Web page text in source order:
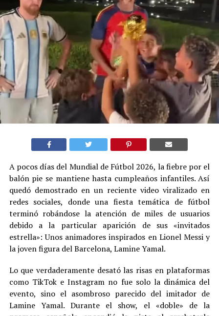
A pocos días del Mundial de Fútbol 2026, la fiebre por el
balón pie se mantiene hasta cumpleaños infantiles. Así
quedó demostrado en un reciente video viralizado en
redes sociales, donde una fiesta temática de fútbol
terminó robándose la atención de miles de usuarios
debido a la particular aparición de sus «invitados
estrella»: Unos animadores inspirados en Lionel Messi y
la joven figura del Barcelona, Lamine Yamal.
Lo que verdaderamente desató las risas en plataformas
como TikTok e Instagram no fue solo la dinámica del
evento, sino el asombroso parecido del imitador de
Lamine Yamal. Durante el show, el «doble» de la